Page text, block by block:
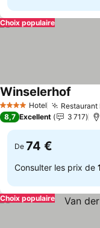
Choix populaire
4 Étoiles Hotel
Winselerhof
8,7 Excellent 3 717
De 74 €
Consulter les prix de
Choix populaire